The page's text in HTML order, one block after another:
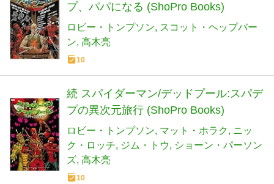
プ、パパになる (ShoPro Books)
ロビー・トンプソン
スコット・ヘップバー
ン 高木亮
10
続 スパイダーマン/デッドプール:スパデ
プの異次元旅行 (ShoPro Books)
ロビー・トンプソン マット・ホラク
ニッ
ク・ロッチ
ジム・トウ
ショーン・パーソン
ズ 高木亮
10